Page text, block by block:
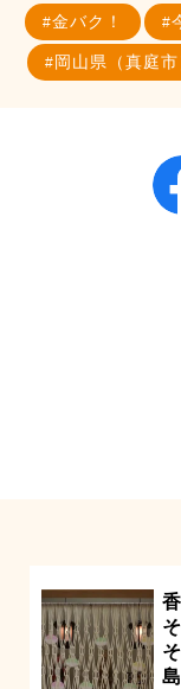
金バク！
岡山県（真庭市
島